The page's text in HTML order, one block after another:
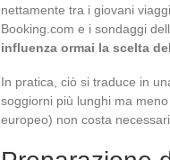
nettamente tra i giovani
Booking.com e i sondaggi
influenza ormai la scelta
In pratica, ciò si traduce in
soggiorni più lunghi ma
europeo) non costa